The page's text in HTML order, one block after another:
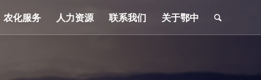
农化服务 人力资源 联系我们 关于鄂中